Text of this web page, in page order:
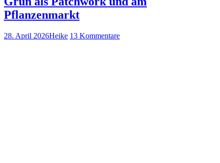
Pflanzenmarkt
28. April 2026Heike 13 Kommentare